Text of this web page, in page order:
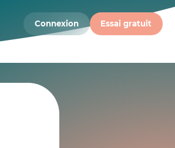
Connexion Essai gratuit